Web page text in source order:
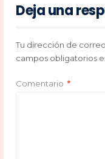
Deja una
Tu dirección de
campos obligatorios
Comentario *